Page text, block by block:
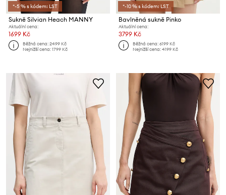
*-5 % s kódem: LST
Sukně Silvian Heach MANNY
Aktuální cena:
1699 Kč
Běžná cena:2499 Kč
Nejnižší cena:1799 Kč
*-10 % s kódem: LST
Bavlněná sukně Pinko
Aktuální cena:
3799 Kč
Běžná cena:6199 Kč
Nejnižší cena:4199 Kč